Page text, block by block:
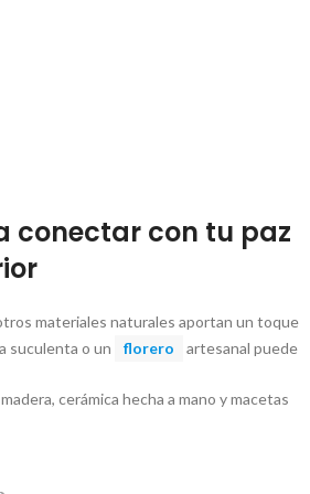
conectar con tu paz
materiales naturales aportan un toque
suculenta o un
florero
artesanal puede
cerámica hecha a mano y macetas